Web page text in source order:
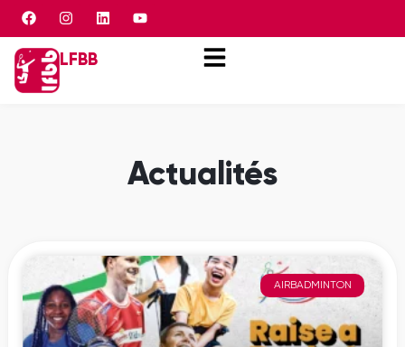
Panneau de gestion des cookies
LFBB
Actualités
AIRBADMINTON